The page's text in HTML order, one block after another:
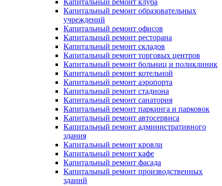
Капитальный ремонт клуба
Капитальный ремонт образовательных
учреждений
Капитальный ремонт офисов
Капитальный ремонт ресторана
Капитальный ремонт складов
Капитальный ремонт торговых центров
Капитальный ремонт больниц и поликлиник
Капитальный ремонт котельной
Капитальный ремонт аэропорта
Капитальный ремонт стадиона
Капитальный ремонт санатория
Капитальный ремонт паркинга и парковок
Капитальный ремонт автосервиса
Капитальный ремонт административного
здания
Капитальный ремонт кровли
Капитальный ремонт кафе
Капитальный ремонт фасада
Капитальный ремонт производственных
зданий